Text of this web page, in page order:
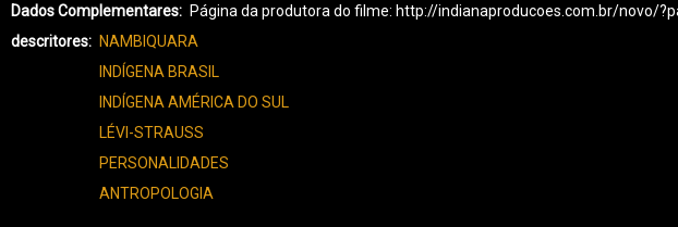
Dados Complementares
Página da produtora do filme: http://indianaproducoes.com.br/novo/
descritores
NAMBIQUARA
INDÍGENA BRASIL
INDÍGENA AMÉRICA DO SUL
LÉVI-STRAUSS
PERSONALIDADES
ANTROPOLOGIA